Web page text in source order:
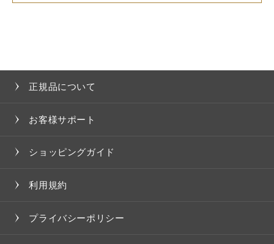
正規品について
お客様サポート
ショッピングガイド
利用規約
プライバシーポリシー